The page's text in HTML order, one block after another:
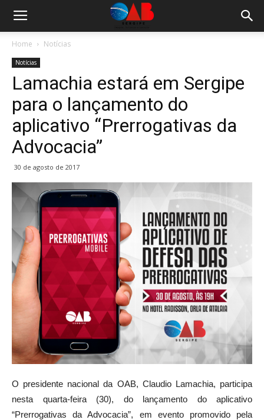
Home Notícias
Notícias
Lamachia estará em Sergipe
para o lançamento do
aplicativo “Prerrogativas da
Advocacia”
30 de agosto de 2017
O presidente nacional da OAB, Claudio Lamachia, participa
nesta quarta-feira (30), do lançamento do aplicativo
“Prerrogativas da Advocacia”, em evento promovido pela